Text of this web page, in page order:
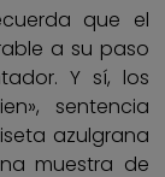
que el
a su paso
Y sí, los
sentencia
azulgrana
muestra de